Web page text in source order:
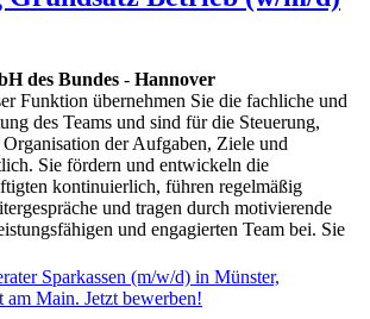
des Bundes - Hannover
Funktion übernehmen Sie die fachliche und
des Teams und sind für die Steuerung,
der Aufgaben, Ziele und
Sie fördern und entwickeln die
kontinuierlich, führen regelmäßig
und tragen durch motivierende
und engagierten Team bei. Sie